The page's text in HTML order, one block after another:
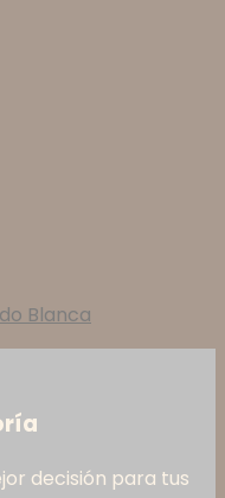
Blanca
decisión para tus